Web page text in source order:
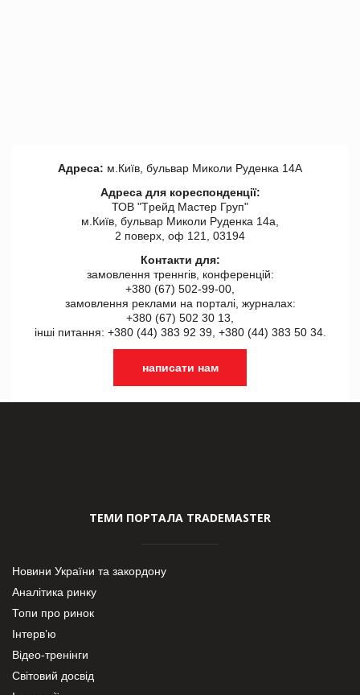
Адреса: м.Київ, бульвар Миколи Руденка 14А
Адреса для кореспонденції:
ТОВ "Tрейд Мастер Груп"
м.Київ, бульвар Миколи Руденка 14а,
2 поверх, оф 121, 03194
Контакти для:
замовлення треннгів, конференцій:
+380 (67) 502-99-00,
замовлення реклами на порталі, журналах:
+380 (67) 502 30 13,
інші питання: +380 (44) 383 92 39, +380 (44) 383 50 34.
написати нам
ТЕМИ ПОРТАЛА TRADEMASTER
Новини України та закордону
Аналітика ринку
Топи про ринок
Інтерв’ю
Відео-тренінги
Світовий досвід